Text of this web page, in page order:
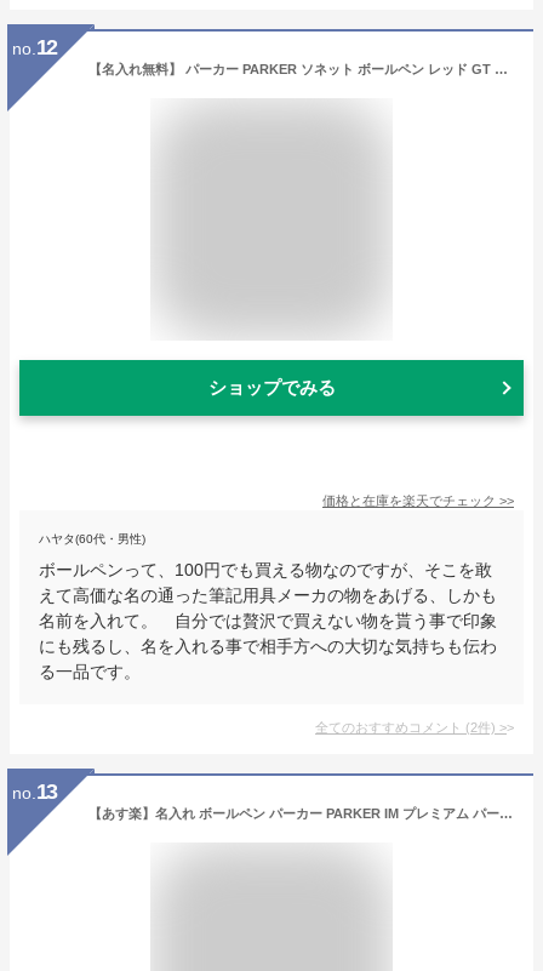
no. 12
【名入れ無料】 パーカー PARKER ソネット ボールペン レッド GT 1950777
ショップでみる
価格と在庫を楽天でチェック >>
ハヤタ(60代・男性)
ボールペンって、100円でも買える物なのですが、そこを敢
えて高価な名の通った筆記用具メーカの物をあげる、しかも
名前を入れて。 自分では贅沢で買えない物を貰う事で印象
にも残るし、名を入れる事で相手方への大切な気持ちも伝わ
る一品です。
全てのおすすめコメント (2件) >
no. 13
【あす楽】名入れ ボールペン パーカー PARKER IM プレミアム パール ホワイト 2143461/マットレッド 2143462/ブルーグレイ 2143463/ペールグリーン 1975658/ウォームグレイ 1975660/ブラック 1975662/ブルー 1975664 全7色 ギフト プレゼント お祝い 記念品 名前入り 名入り